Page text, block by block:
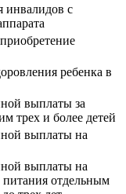
инвалидов с
ребенка в
выплаты за
трех и более детей
выплаты на
выплаты на
питания отдельным